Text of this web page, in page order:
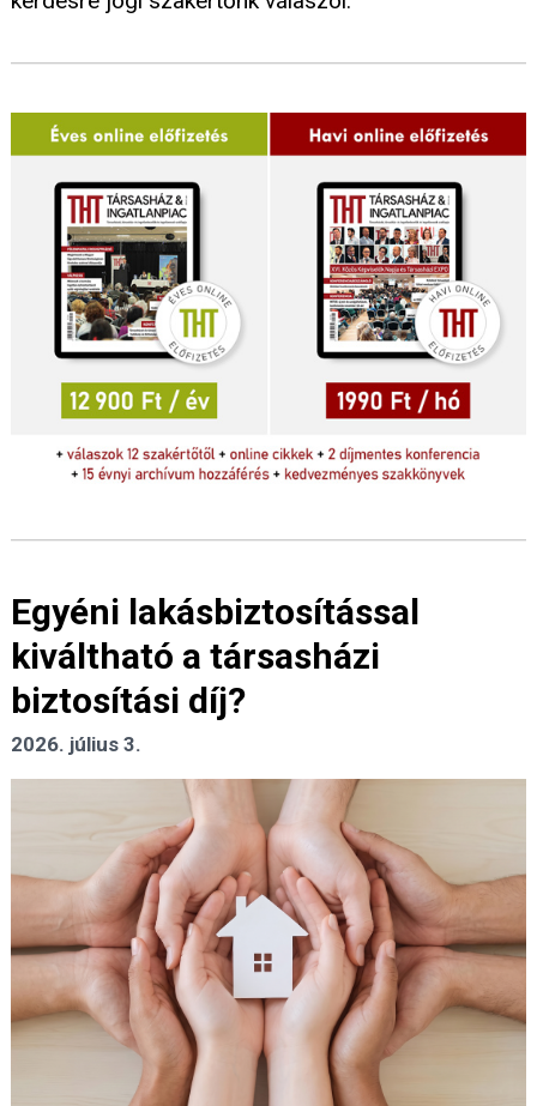
Egyéni lakásbiztosítással
kiváltható a társasházi
biztosítási díj?
2026. július 3.